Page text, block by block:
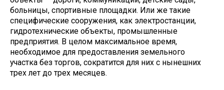
больницы, спортивные площадки. Или же такие
специфические сооружения, как электростанции,
гидротехнические объекты, промышленные
предприятия. В целом максимальное время,
необходимое для предоставления земельного
участка без торгов, сократится для них с нынешних
трех лет до трех месяцев.